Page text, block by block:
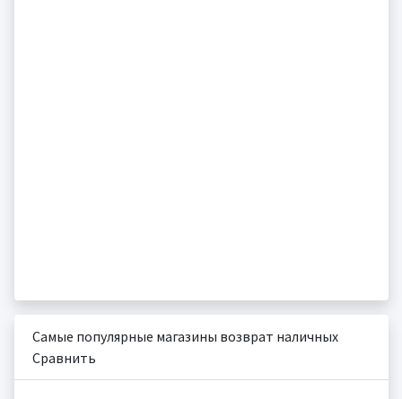
Самые популярные магазины возврат наличных
Сравнить